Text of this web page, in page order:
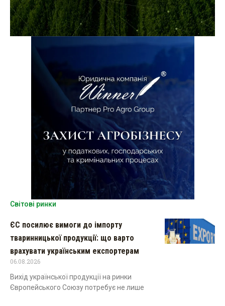
Світові ринки
ЄС посилює вимоги до імпорту
тваринницької продукції: що варто
врахувати українським експортерам
06.08.2026
Вихід української продукції на ринки
Європейського Союзу потребує не лише